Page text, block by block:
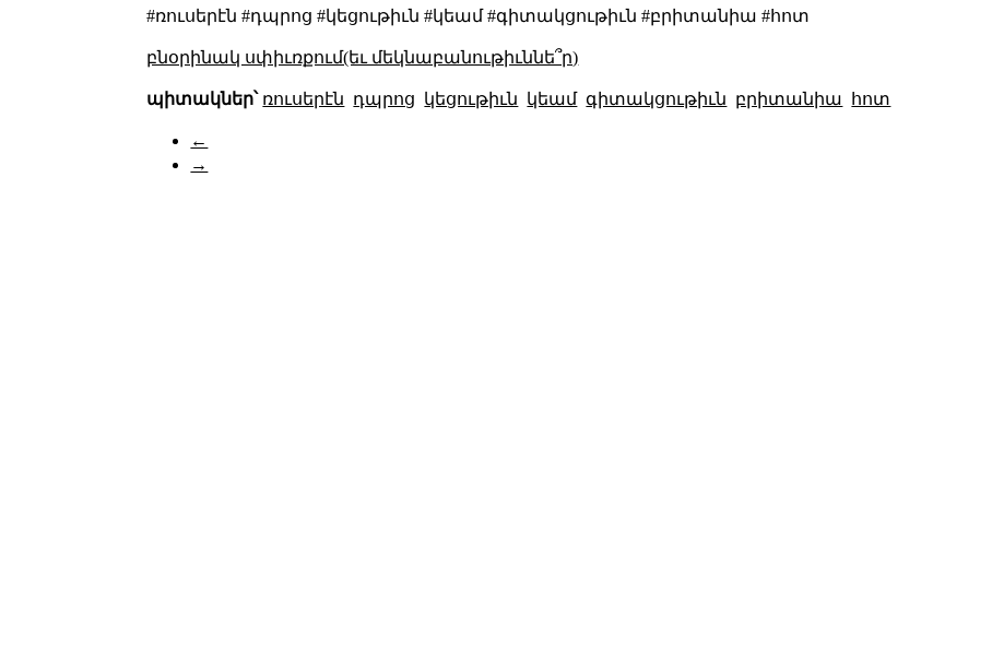
#ռուսերէն #դպրոց #կեցութիւն #կեամ #գիտակցութիւն #բրիտանիա #հոտ
բնօրինակ սփիւռքում(եւ մեկնաբանութիւննե՞ր)
պիտակներ՝ ռուսերէն դպրոց կեցութիւն կեամ գիտակցութիւն բրիտանիա հոտ
←
→